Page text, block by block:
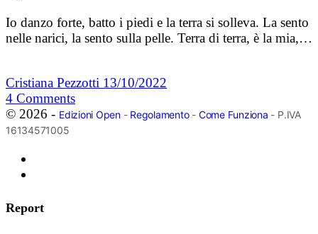
Io danzo forte, batto i piedi e la terra si solleva. La sento
nelle narici, la sento sulla pelle. Terra di terra, è la mia,…
Cristiana Pezzotti 13/10/2022
4 Comments
© 2026 - Edizioni Open- Regolamento- Come Funziona - P.IVA
16134571005
Report